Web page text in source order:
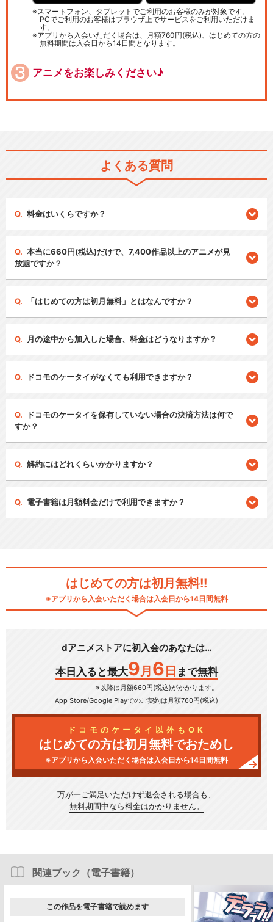
スマートフォン、タブレットでご利用のお客様のみが対象です。
PCでご利用のお客様はブラウザ上でサービスをご利用いただけま
す。
アプリから入会いただく場合は、月額760円(税込)、はじめての方の
無料期間は入会日から14日間となります。
アニメをお楽しみください♪
よくある質問
料金はいくらですか？
本当に660円(税込)だけで、7,400作品以上のアニメが見
放題ですか？
「はじめての方は初月無料」とはなんですか？
月の途中から加入した場合、料金はどうなりますか？
ドコモのケータイがなくても利用できますか？
ドコモのケータイを保有していない場合の決済方法は何で
すか？
解約にはどれくらいかかりますか？
電子書籍は月額料金だけで利用できますか？
はじめての方は初月無料!!
※アプリから入会いただく場合は入会日から14日間無料
dアニメストアに初入会のあなたは…
本日入ると最大9 月 6 日 まで無料
※以降は月額660円(税込)がかかります。
App Store/Google Playでのご契約は月額760円(税込)
ドコモのケータイ以外もOK
はじめての方は初月無料でおためし
※アプリから入会いただく場合は入会日から14日間無料
万が一ご満足いただけず退会される場合も、
無料期間中なら料金はかかりません。
関連ブック（電子書籍）
この作品を電子書籍で読めます